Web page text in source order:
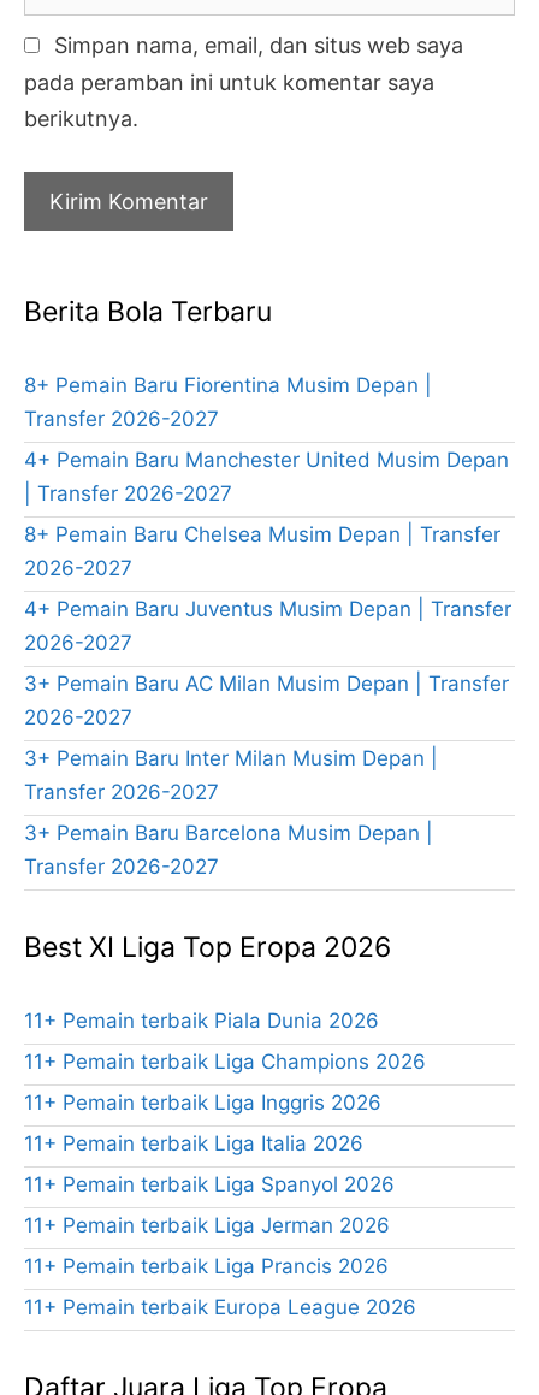
Simpan nama, email, dan situs web saya
pada peramban ini untuk komentar saya
berikutnya.
Berita Bola Terbaru
8+ Pemain Baru Fiorentina Musim Depan |
Transfer 2026-2027
4+ Pemain Baru Manchester United Musim Depan
| Transfer 2026-2027
8+ Pemain Baru Chelsea Musim Depan | Transfer
2026-2027
4+ Pemain Baru Juventus Musim Depan | Transfer
2026-2027
3+ Pemain Baru AC Milan Musim Depan | Transfer
2026-2027
3+ Pemain Baru Inter Milan Musim Depan |
Transfer 2026-2027
3+ Pemain Baru Barcelona Musim Depan |
Transfer 2026-2027
Best XI Liga Top Eropa 2026
11+ Pemain terbaik Piala Dunia 2026
11+ Pemain terbaik Liga Champions 2026
11+ Pemain terbaik Liga Inggris 2026
11+ Pemain terbaik Liga Italia 2026
11+ Pemain terbaik Liga Spanyol 2026
11+ Pemain terbaik Liga Jerman 2026
11+ Pemain terbaik Liga Prancis 2026
11+ Pemain terbaik Europa League 2026
Daftar Juara Liga Top Eropa